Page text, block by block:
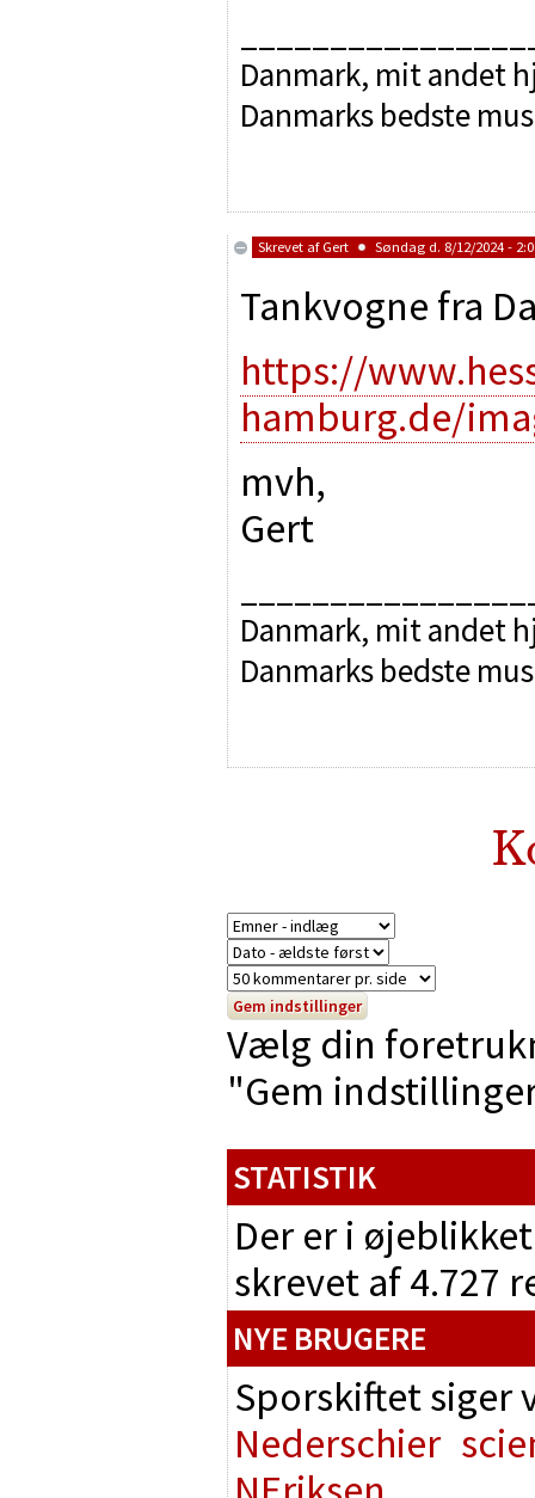
Danmark, mit andet
Danmarks bedste
Skrevet af Gert Søndag d. 8/12/2024 -
Tankvogne fra
https://
hamburg.de/
mvh,
Gert
Danmark, mit andet
Danmarks bedste
Vælg din
"Gem
STATISTIK
Der er i
skrevet af 4.727
NYE BRUGERE
Sporskiftet
Nederschier